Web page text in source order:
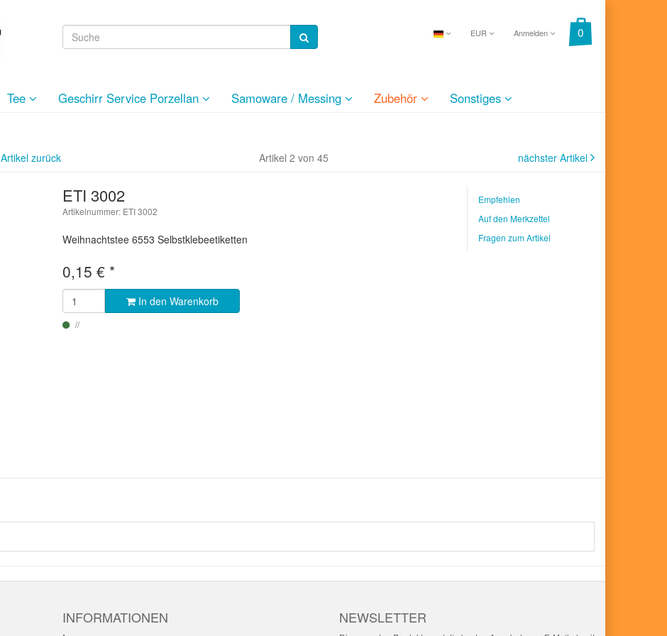
EUR Anmelden
Tee Geschirr Service Porzellan Samoware / Messing Zubehör Sonstiges
Artikel zurück Artikel 2 von 45 nächster Artikel
ETI 3002
Artikelnummer: ETI 3002
Weihnachtstee 6553 Selbstklebeetiketten
0,15 € *
In den Warenkorb
Empfehlen
Auf den Merkzettel
Fragen zum Artikel
INFORMATIONEN NEWSLETTER